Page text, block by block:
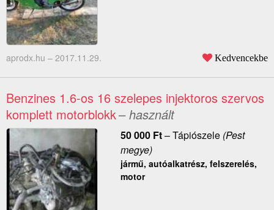
aprodx.hu – 2017.11.29. Kedvencekbe
Benzines 1.6-os 16 szelepes injektoros szervos
komplett motorblokk– használt
50 000 Ft–Tápiószele(Pest
megye)
jármű, autóalkatrész, felszerelés,
motor